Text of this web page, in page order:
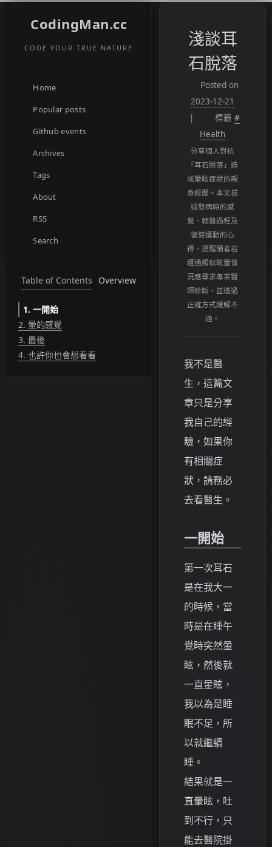
CodingMan.cc
CODE YOUR TRUE NATURE
Home
Popular posts
Github events
Archives
Tags
About
RSS
Search
Table of Contents Overview
1. 一開始
2. 暈的感覺
3. 最後
4. 也許你也會想看看
淺談耳
石脫落
Posted on
2023-12-21
標籤 #
Health
分享個人對抗
「耳石脫落」造
成暈眩症狀的親
身經歷。本文描
述發病時的感
覺、就醫過程及
復健運動的心
得，提醒讀者若
遭遇類似眩暈情
況應尋求專業醫
師診斷，並透過
正確方式緩解不
適。
我不是醫
生，這篇文
章只是分享
我自己的經
驗，如果你
有相關症
狀，請務必
去看醫生。
一開始
第一次耳石
是在我大一
的時候，當
時是在睡午
覺時突然暈
眩，然後就
一直暈眩，
我以為是睡
眠不足，所
以就繼續
睡。
結果就是一
直暈眩，吐
到不行，只
能去醫院掛